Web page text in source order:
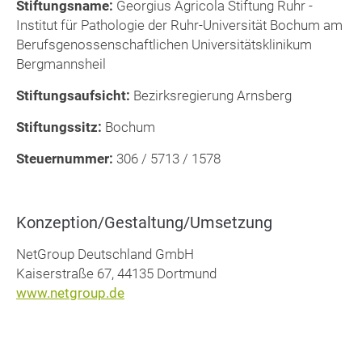
Stiftungsname: Georgius Agricola Stiftung Ruhr -
Institut für Pathologie der Ruhr-Universität Bochum am
Berufsgenossenschaftlichen Universitätsklinikum
Bergmannsheil
Stiftungsaufsicht: Bezirksregierung Arnsberg
Stiftungssitz: Bochum
Steuernummer: 306 / 5713 / 1578
Konzeption/Gestaltung/Umsetzung
NetGroup Deutschland GmbH
Kaiserstraße 67, 44135 Dortmund
www.netgroup.de